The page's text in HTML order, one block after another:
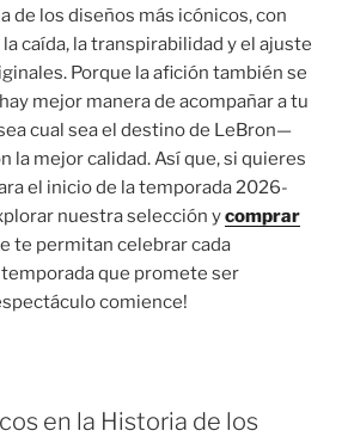
de los diseños más icónicos, con
caída, la transpirabilidad y el ajuste
Porque la afición también se
mejor manera de acompañar a tu
cual sea el destino de LeBron—
la mejor calidad. Así que, si quieres
el inicio de la temporada 2026-
nuestra selección ycomprar
te permitan celebrar cada
que promete ser
comience!
en la Historia de los